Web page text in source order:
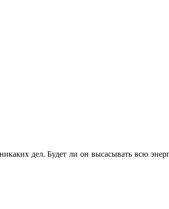
дел. Будет ли он высасывать всю